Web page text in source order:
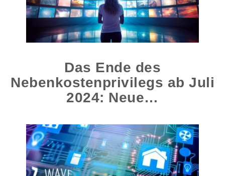
Das Ende des
Nebenkostenprivilegs ab Juli
2024: Neue…